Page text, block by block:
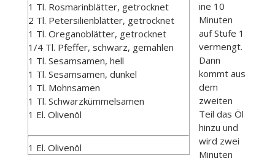
1 Tl. Rosmarinblätter, getrocknet
2 Tl. Petersilienblätter, getrocknet
1 Tl. Oreganoblätter, getrocknet
1/4 Tl. Pfeffer, schwarz, gemahlen
1 Tl. Sesamsamen, hell
1 Tl. Sesamsamen, dunkel
1 Tl. Mohnsamen
1 Tl. Schwarzkümmelsamen
1 El. Olivenöl
1 El. Olivenöl
ine 10
Minuten
auf Stufe 1
vermengt.
Dann
kommt aus
dem
zweiten
Teil das Öl
hinzu und
wird zwei
Minuten